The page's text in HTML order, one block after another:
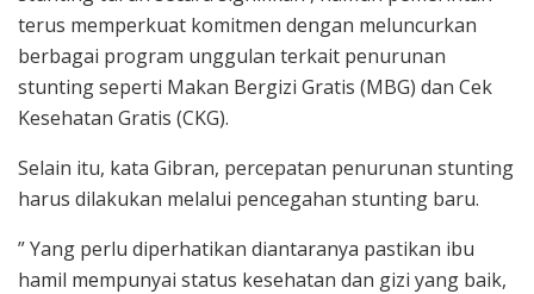
terus memperkuat komitmen dengan meluncurkan
berbagai program unggulan terkait penurunan
stunting seperti Makan Bergizi Gratis (MBG) dan Cek
Kesehatan Gratis (CKG).
Selain itu, kata Gibran, percepatan penurunan stunting
harus dilakukan melalui pencegahan stunting baru.
” Yang perlu diperhatikan diantaranya pastikan ibu
hamil mempunyai status kesehatan dan gizi yang baik,